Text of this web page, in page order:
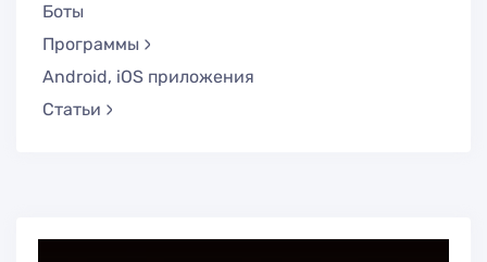
Боты
Программы
Android, iOS приложения
Статьи